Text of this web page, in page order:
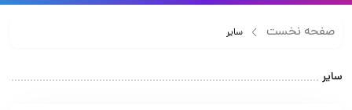
صفحه نخست سایر
سایر